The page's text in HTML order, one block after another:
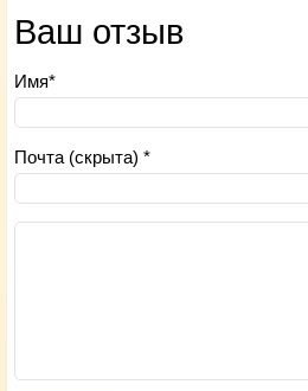
Ваш отзыв
Имя*
Почта (скрыта) *